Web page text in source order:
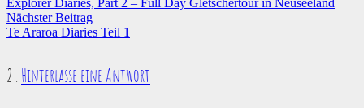
Explorer Diaries, Part 2 – Full Day Gletschertour in Neuseeland
Nächster Beitrag
Te Araroa Diaries Teil 1
2 Kommentare
Hinterlasse eine Antwort